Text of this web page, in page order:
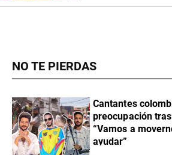
NO TE PIERDAS
Cantantes
preocupación
“Vamos a
ayudar”